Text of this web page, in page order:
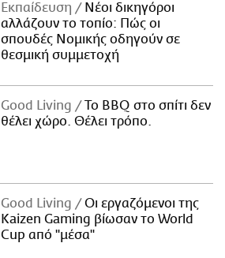
Εκπαίδευση
Νέοι δικηγόροι
αλλάζουν το τοπίο: Πώς οι
σπουδές Νομικής οδηγούν σε
θεσμική συμμετοχή
Good Living
Το BBQ στο σπίτι δεν
θέλει χώρο. Θέλει τρόπο.
Good Living
Οι εργαζόμενοι της
Kaizen Gaming βίωσαν το World
Cup από "μέσα"